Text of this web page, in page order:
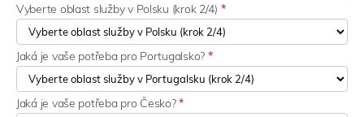
Vyberte oblast služby v Polsku (krok 2/4) *
Jaká je vaše potřeba pro Portugalsko? *
Jaká je vaše potřeba pro Česko?*